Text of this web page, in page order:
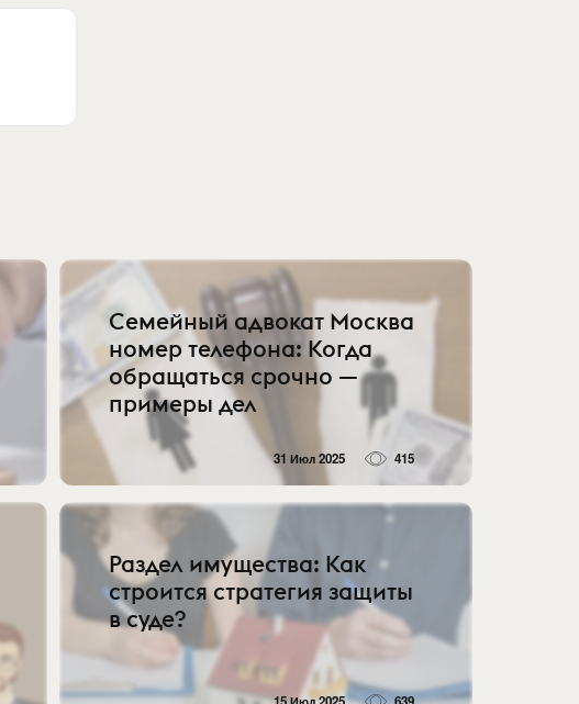
Семейный адвокат Москва
номер телефона: Когда
обращаться срочно —
примеры дел
31 Июл 2025 415
Раздел имущества: Как
строится стратегия защиты
в суде?